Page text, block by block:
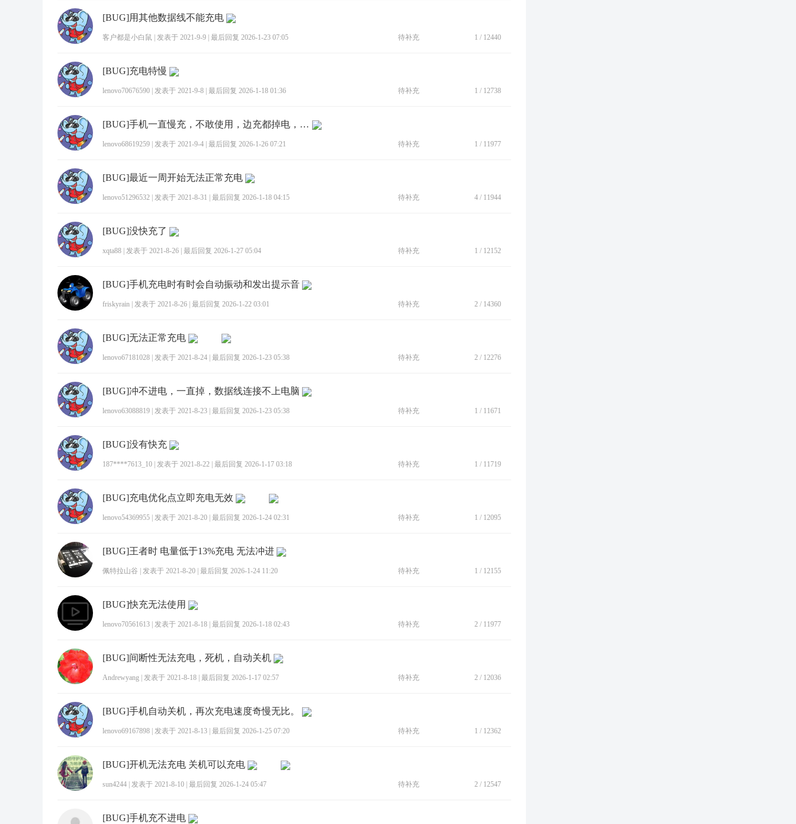
[BUG]用其他数据线不能充电
客户都是小白鼠 发表于 2021-9-9 最后回复 2026-1-23 07:05 待补充 1 / 12440
[BUG]充电特慢
lenovo70676590 发表于 2021-9-8 最后回复 2026-1-18 01:36 待补充 1 / 12738
[BUG]手机一直慢充，不敢使用，边充都掉电，还充不满
lenovo68619259 发表于 2021-9-4 最后回复 2026-1-26 07:21 待补充 1 / 11977
[BUG]最近一周开始无法正常充电
lenovo51296532 发表于 2021-8-31 最后回复 2026-1-18 04:15 待补充 4 / 11944
[BUG]没快充了
xqta88 发表于 2021-8-26 最后回复 2026-1-27 05:04 待补充 1 / 12152
[BUG]手机充电时有时会自动振动和发出提示音
friskyrain 发表于 2021-8-26 最后回复 2026-1-22 03:01 待补充 2 / 14360
[BUG]无法正常充电
lenovo67181028 发表于 2021-8-24 最后回复 2026-1-23 05:38 待补充 2 / 12276
[BUG]冲不进电，一直掉，数据线连接不上电脑
lenovo63088819 发表于 2021-8-23 最后回复 2026-1-23 05:38 待补充 1 / 11671
[BUG]没有快充
187****7613_10 发表于 2021-8-22 最后回复 2026-1-17 03:18 待补充 1 / 11719
[BUG]充电优化点立即充电无效
lenovo54369955 发表于 2021-8-20 最后回复 2026-1-24 02:31 待补充 1 / 12095
[BUG]王者时 电量低于13%充电 无法冲进
佩特拉山谷 发表于 2021-8-20 最后回复 2026-1-24 11:20 待补充 1 / 12155
[BUG]快充无法使用
lenovo70561613 发表于 2021-8-18 最后回复 2026-1-18 02:43 待补充 2 / 11977
[BUG]间断性无法充电，死机，自动关机
Andrewyang 发表于 2021-8-18 最后回复 2026-1-17 02:57 待补充 2 / 12036
[BUG]手机自动关机，再次充电速度奇慢无比。
lenovo69167898 发表于 2021-8-13 最后回复 2026-1-25 07:20 待补充 1 / 12362
[BUG]开机无法充电 关机可以充电
sun4244 发表于 2021-8-10 最后回复 2026-1-24 05:47 待补充 2 / 12547
[BUG]手机充不进电